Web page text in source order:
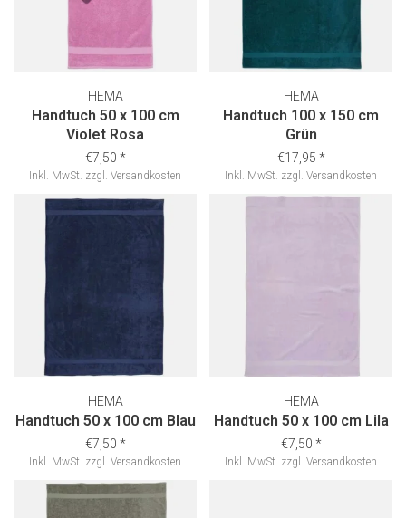
HEMA
Handtuch 50 x 100 cm
Violet Rosa
€7,50 *
Inkl. MwSt. zzgl. Versandkosten
HEMA
Handtuch 100 x 150 cm
Grün
€17,95 *
Inkl. MwSt. zzgl. Versandkosten
HEMA
Handtuch 50 x 100 cm Blau
€7,50 *
Inkl. MwSt. zzgl. Versandkosten
HEMA
Handtuch 50 x 100 cm Lila
€7,50 *
Inkl. MwSt. zzgl. Versandkosten